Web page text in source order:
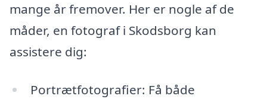
mange år fremover. Her er nogle af de
måder, en fotograf i Skodsborg kan
assistere dig:
Portrætfotografier: Få både